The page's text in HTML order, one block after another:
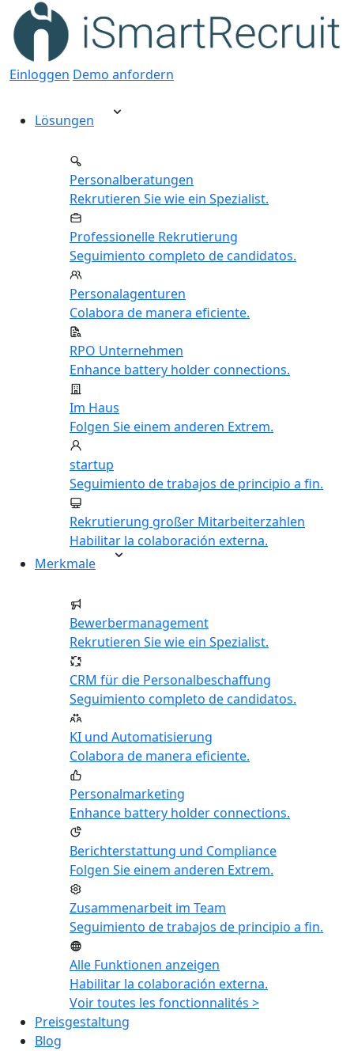
Einloggen Demo anfordern
Lösungen
Personalberatungen
Rekrutieren Sie wie ein Spezialist.
Professionelle Rekrutierung
Seguimiento completo de candidatos.
Personalagenturen
Colabora de manera eficiente.
RPO Unternehmen
Enhance battery holder connections.
Im Haus
Folgen Sie einem anderen Extrem.
startup
Seguimiento de trabajos de principio a fin.
Rekrutierung großer Mitarbeiterzahlen
Habilitar la colaboración externa.
Merkmale
Bewerbermanagement
Rekrutieren Sie wie ein Spezialist.
CRM für die Personalbeschaffung
Seguimiento completo de candidatos.
KI und Automatisierung
Colabora de manera eficiente.
Personalmarketing
Enhance battery holder connections.
Berichterstattung und Compliance
Folgen Sie einem anderen Extrem.
Zusammenarbeit im Team
Seguimiento de trabajos de principio a fin.
Alle Funktionen anzeigen
Habilitar la colaboración externa.
Voir toutes les fonctionnalités >
Preisgestaltung
Blog